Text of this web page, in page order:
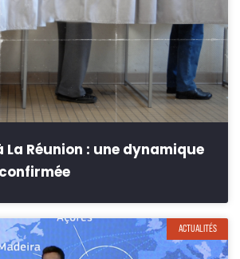
Réunion : une dynamique
ACTUALITÉS